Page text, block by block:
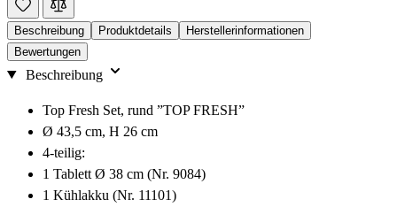
Beschreibung Produktdetails
Herstellerinformationen
Bewertungen
Beschreibung
Top Fresh Set, rund ”TOP FRESH”
Ø 43,5 cm, H 26 cm
4-teilig:
1 Tablett Ø 38 cm (Nr. 9084)
1 Kühlakku (Nr. 11101)